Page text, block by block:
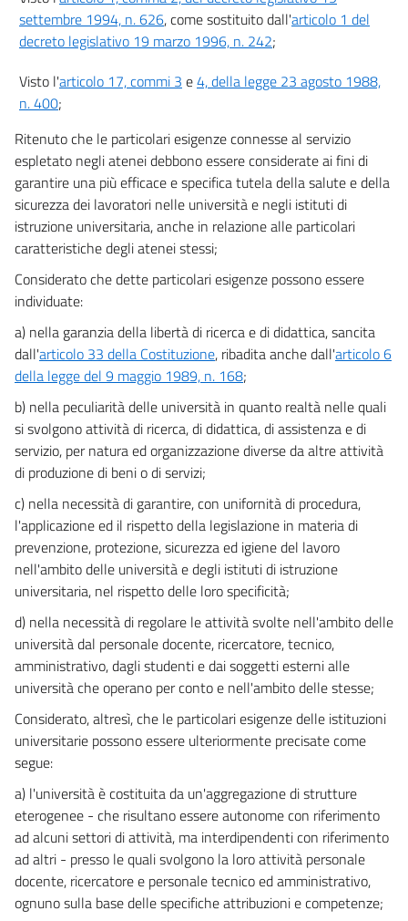
settembre 1994, n. 626, come sostituito dall'articolo 1 del
decreto legislativo 19 marzo 1996, n. 242;
Visto l'articolo 17, commi 3 e4, della legge 23 agosto 1988,
n. 400;
Ritenuto che le particolari esigenze connesse al servizio
espletato negli atenei debbono essere considerate ai fini di
garantire una più efficace e specifica tutela della salute e della
sicurezza dei lavoratori nelle università e negli istituti di
istruzione universitaria, anche in relazione alle particolari
caratteristiche degli atenei stessi;
Considerato che dette particolari esigenze possono essere
individuate:
a) nella garanzia della libertà di ricerca e di didattica, sancita
dall'articolo 33 della Costituzione, ribadita anche dall'articolo 6
della legge del 9 maggio 1989, n. 168;
b) nella peculiarità delle università in quanto realtà nelle quali
si svolgono attività di ricerca, di didattica, di assistenza e di
servizio, per natura ed organizzazione diverse da altre attività
di produzione di beni o di servizi;
c) nella necessità di garantire, con unifornità di procedura,
l'applicazione ed il rispetto della legislazione in materia di
prevenzione, protezione, sicurezza ed igiene del lavoro
nell'ambito delle università e degli istituti di istruzione
universitaria, nel rispetto delle loro specificità;
d) nella necessità di regolare le attività svolte nell'ambito delle
università dal personale docente, ricercatore, tecnico,
amministrativo, dagli studenti e dai soggetti esterni alle
università che operano per conto e nell'ambito delle stesse;
Considerato, altresì, che le particolari esigenze delle istituzioni
universitarie possono essere ulteriormente precisate come
segue:
a) l'università è costituita da un'aggregazione di strutture
eterogenee - che risultano essere autonome con riferimento
ad alcuni settori di attività, ma interdipendenti con riferimento
ad altri - presso le quali svolgono la loro attività personale
docente, ricercatore e personale tecnico ed amministrativo,
ognuno sulla base delle specifiche attribuzioni e competenze;